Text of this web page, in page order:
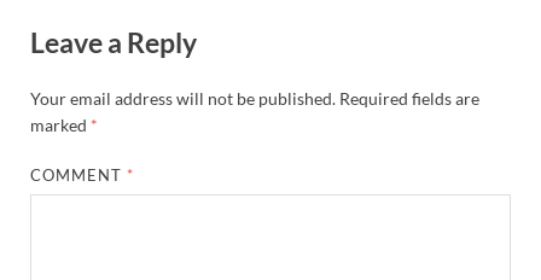
Leave a Reply
Your email address will not be published. Required fields are
marked *
COMMENT *